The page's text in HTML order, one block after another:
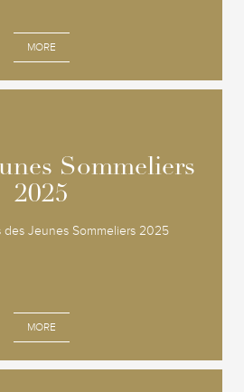
MORE
Sommeliers
2025
des Jeunes Sommeliers 2025
MORE
Sommeliers
2025